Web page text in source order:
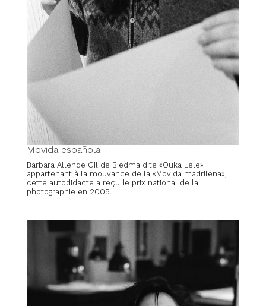
Movida española
Barbara Allende Gil de Biedma dite «Ouka Lele»
appartenant à la mouvance de la «Movida madrilena»,
cette autodidacte a reçu le prix national de la
photographie en 2005.